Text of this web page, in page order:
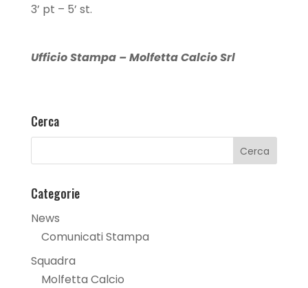
3’ pt – 5’ st.
Ufficio Stampa – Molfetta Calcio Srl
Cerca
Categorie
News
Comunicati Stampa
Squadra
Molfetta Calcio